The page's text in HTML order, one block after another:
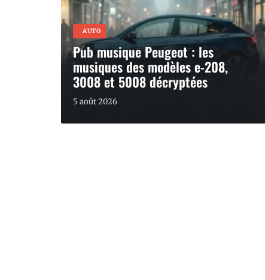
AUTO
Pub musique Peugeot : les
musiques des modèles e-208,
3008 et 5008 décryptées
5 août 2026